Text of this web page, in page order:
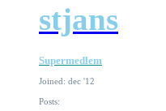
stjans
Supermedlem
Joined: dec '12
Posts: